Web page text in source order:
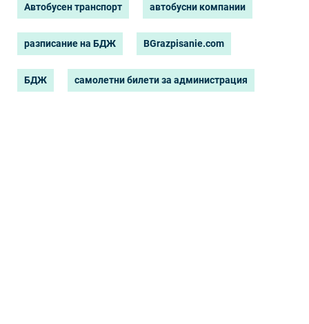
Автобусен транспорт автобусни компании
разписание на БДЖ BGrazpisanie.com
БДЖ самолетни билети за администрация